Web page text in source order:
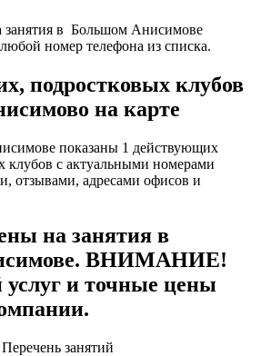
занятия в Большом Анисимове
номер телефона из списка.
подростковых клубов
на карте
показаны 1 действующих
клубов с актуальными номерами
отзывами, адресами офисов и
на занятия в
ВНИМАНИЕ!
и точные цены
Перечень занятий